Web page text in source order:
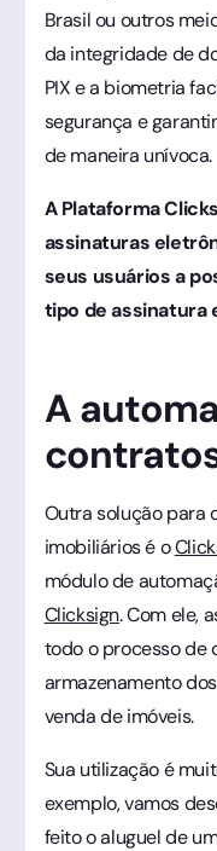
Brasil ou outros
da integridade de
PIX e a biometria
segurança e
de maneira unívoca.
A Plataforma
assinaturas
seus usuários a
tipo de assinatura
A
Outra solução para
imobiliários é o
módulo de
Clicksign. Com ele,
todo o processo de
armazenamento
venda de imóveis.
Sua utilização é
exemplo, vamos
feito o aluguel de